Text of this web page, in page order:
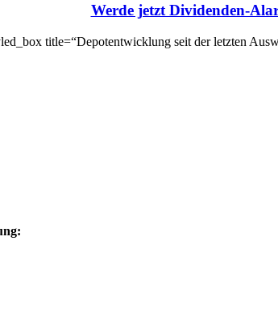
Werde jetzt Dividenden-
title=“Depotentwicklung seit der letzten